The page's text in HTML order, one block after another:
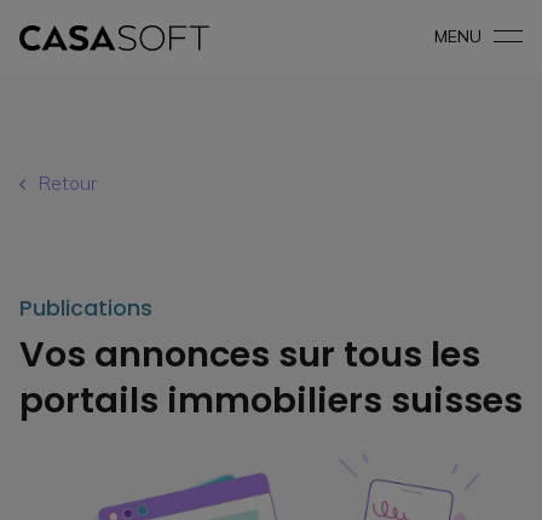
MENU
Retour
Publications
Vos annonces sur tous les
portails immobiliers suisses